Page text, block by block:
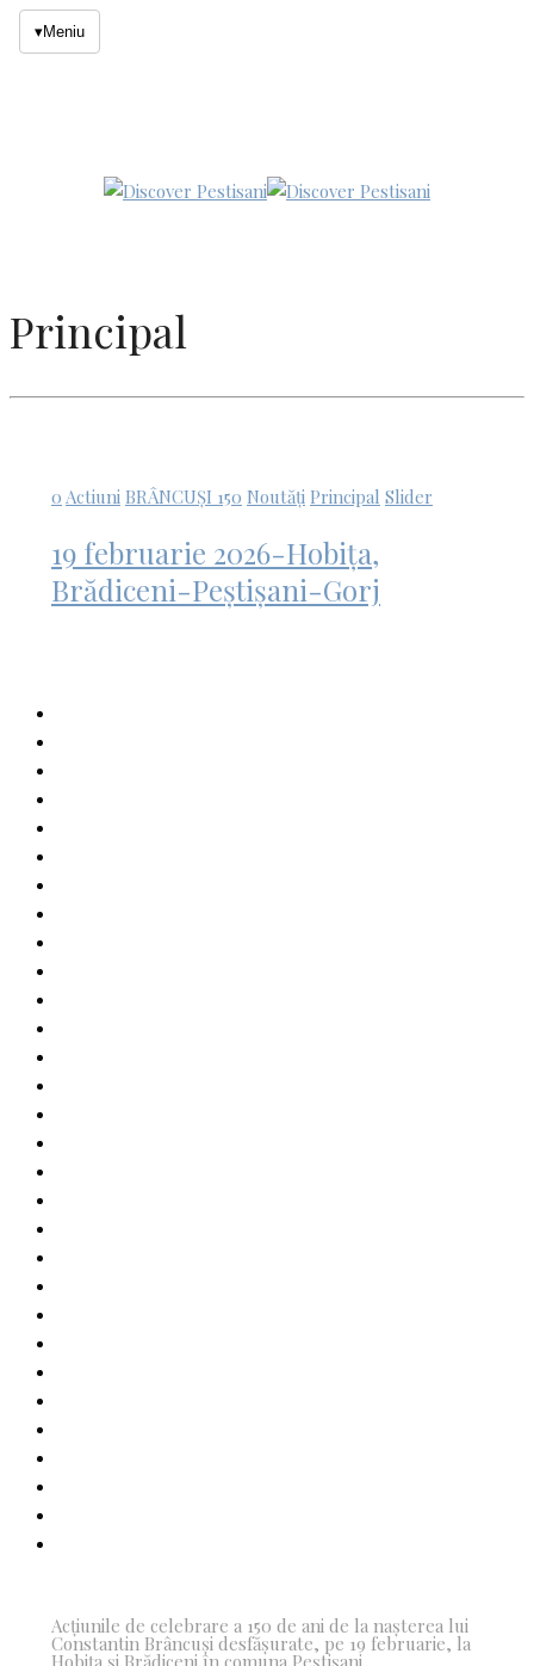
▾Meniu
Principal
0 Actiuni BRÂNCUȘI 150 Noutăți Principal Slider
19 februarie 2026-Hobița,
Brădiceni-Peștișani-Gorj
Acțiunile de celebrare a 150 de ani de la nașterea lui
Constantin Brâncuși desfășurate, pe 19 februarie, la
Hobița și Brădiceni în comuna Peștișani.